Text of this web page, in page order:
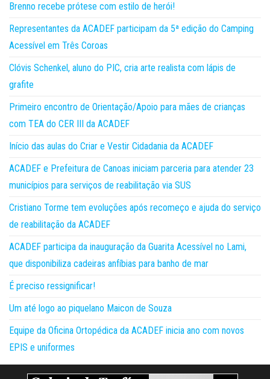
Brenno recebe prótese com estilo de herói!
Representantes da ACADEF participam da 5ª edição do Camping
Acessível em Três Coroas
Clóvis Schenkel, aluno do PIC, cria arte realista com lápis de
grafite
Primeiro encontro de Orientação/Apoio para mães de crianças
com TEA do CER III da ACADEF
Início das aulas do Criar e Vestir Cidadania da ACADEF
ACADEF e Prefeitura de Canoas iniciam parceria para atender 23
municípios para serviços de reabilitação via SUS
Cristiano Torme tem evoluções após recomeço e ajuda do serviço
de reabilitação da ACADEF
ACADEF participa da inauguração da Guarita Acessível no Lami,
que disponibiliza cadeiras anfíbias para banho de mar
É preciso ressignificar!
Um até logo ao piquelano Maicon de Souza
Equipe da Oficina Ortopédica da ACADEF inicia ano com novos
EPIS e uniformes